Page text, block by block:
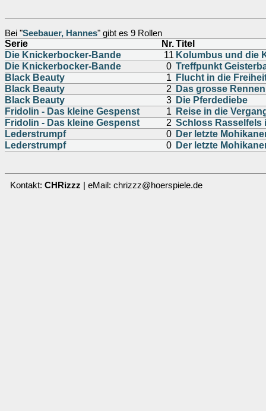
Bei "Seebauer, Hannes" gibt es 9 Rollen
Serie Nr.Titel
Die Knickerbocker-Bande
11 Kolumbus und die
Die Knickerbocker-Bande
0 Treffpunkt
Black Beauty
1
Flucht in die
Black Beauty
2
Das grosse Rennen
Black Beauty
3
Die Pferdediebe
Fridolin - Das kleine Gespenst
1
Reise in die
Fridolin - Das kleine Gespenst
2 Schloss Rasselfels
Lederstrumpf
0
Der letzte
Lederstrumpf
0 Der letzte
Kontakt: CHRizzz | eMail: chrizzz@hoerspiele.de